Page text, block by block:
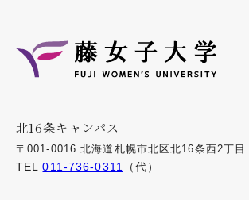
北16条キャンパス
〒001-0016 北海道札幌市北区北16条西2丁目
TEL011-736-0311 （代）